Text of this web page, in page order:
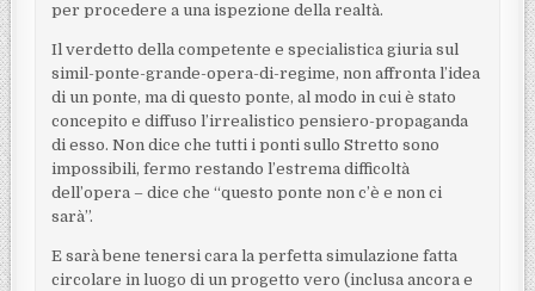
per procedere a una ispezione della realtà.
Il verdetto della competente e specialistica giuria sul
simil-ponte-grande-opera-di-regime, non affronta l’idea
di un ponte, ma di questo ponte, al modo in cui è stato
concepito e diffuso l’irrealistico pensiero-propaganda
di esso. Non dice che tutti i ponti sullo Stretto sono
impossibili, fermo restando l’estrema difficoltà
dell’opera – dice che “questo ponte non c’è e non ci
sarà”.
E sarà bene tenersi cara la perfetta simulazione fatta
circolare in luogo di un progetto vero (inclusa ancora e